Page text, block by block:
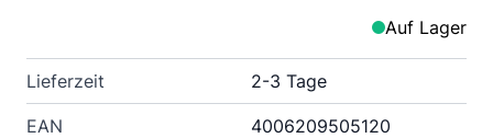
Auf Lager
Lieferzeit 2-3 Tage
EAN 4006209505120